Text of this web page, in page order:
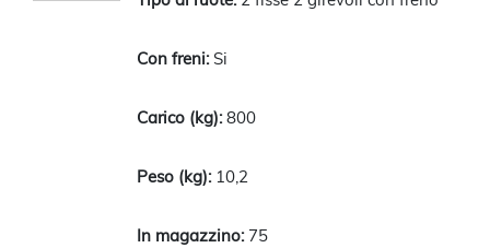
Si
800
10,2
75